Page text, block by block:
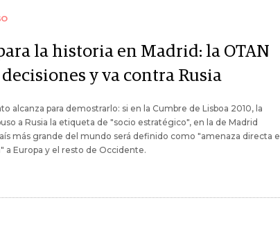
la historia en Madrid: la OTAN
y va contra Rusia
alcanza para demostrarlo: si en la Cumbre de Lisboa 2010, la
a Rusia la etiqueta de "socio estratégico", en la de Madrid
más grande del mundo será definido como "amenaza directa e
a Europa y el resto de Occidente.